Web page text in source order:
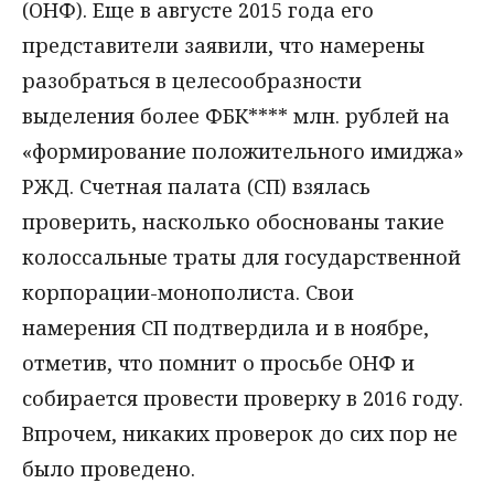
(ОНФ). Еще в августе 2015 года его
представители заявили, что намерены
разобраться в целесообразности
выделения более ФБК**** млн. рублей на
«формирование положительного имиджа»
РЖД. Счетная палата (СП) взялась
проверить, насколько обоснованы такие
колоссальные траты для государственной
корпорации-монополиста. Свои
намерения СП подтвердила и в ноябре,
отметив, что помнит о просьбе ОНФ и
собирается провести проверку в 2016 году.
Впрочем, никаких проверок до сих пор не
было проведено.